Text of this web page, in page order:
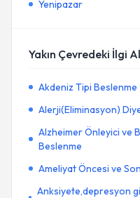
Yenipazar
Yakın Çevredeki İlgi
Akdeniz Tipi Beslenme
Alerji(Eliminasyon)
Alzheimer Önleyici ve
Beslenme
Ameliyat Öncesi ve
Anksiyete,depresyon